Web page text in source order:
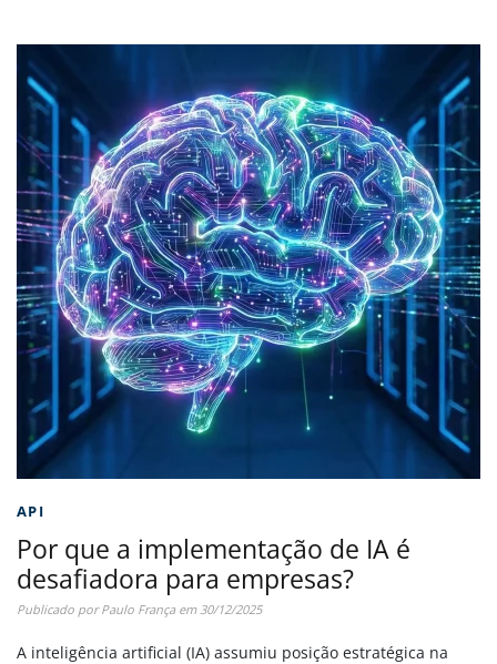
API
Por que a implementação de IA é
desafiadora para empresas?
Publicado porPaulo Françaem30/12/2025
A inteligência artificial (IA) assumiu posição estratégica na